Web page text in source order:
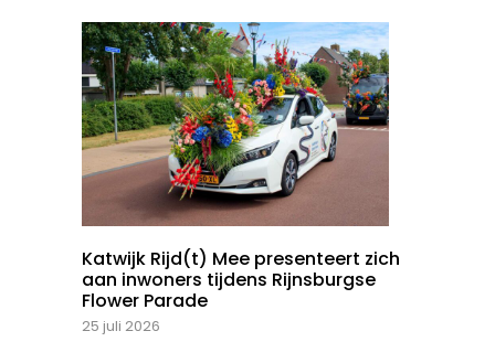
Katwijk Rijd(t) Mee presenteert zich
aan inwoners tijdens Rijnsburgse
Flower Parade
25 juli 2026